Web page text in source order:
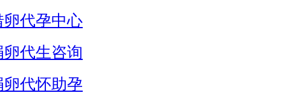
卵代孕中心
卵代生咨询
卵代怀助孕